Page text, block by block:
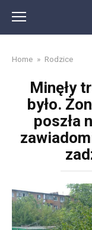
content
Home » Rodzice
Minęły
było.
poszła